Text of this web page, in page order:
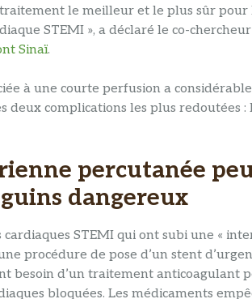
le meilleur et le plus sûr pour
STEMI », a déclaré le co-
Sinaï.
à une courte perfusion a
complications les plus redoutées :
percutanée
dangereux
cardiaques STEMI qui ont subi une «
procédure de pose d’un stent
besoin d’un traitement anticoagulant
bloquées. Les médicaments